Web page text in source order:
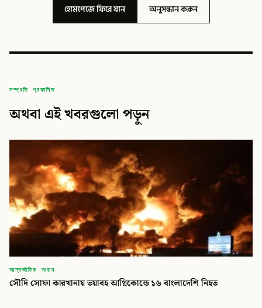
হোমপেজে ফিরে যান অনুসন্ধান করুন
সম্প্রতি প্রকাশিত
অথবা এই খবরগুলো পড়ুন
আন্তর্জাতিক সংবাদ
সৌদি সোফা কারখানায় ভয়াবহ আগ্নিকোন্ডে ১৬ বাংলাদেশি নিহত